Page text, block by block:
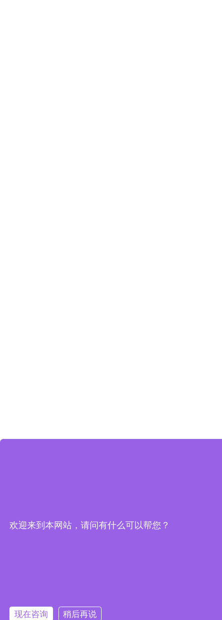
欢迎来到本网站，请问有什么可以帮您？
现在咨询 稍后再说